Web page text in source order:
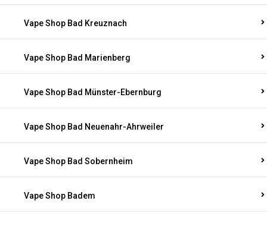
Vape Shop Bad Kreuznach
Vape Shop Bad Marienberg
Vape Shop Bad Münster-Ebernburg
Vape Shop Bad Neuenahr-Ahrweiler
Vape Shop Bad Sobernheim
Vape Shop Badem